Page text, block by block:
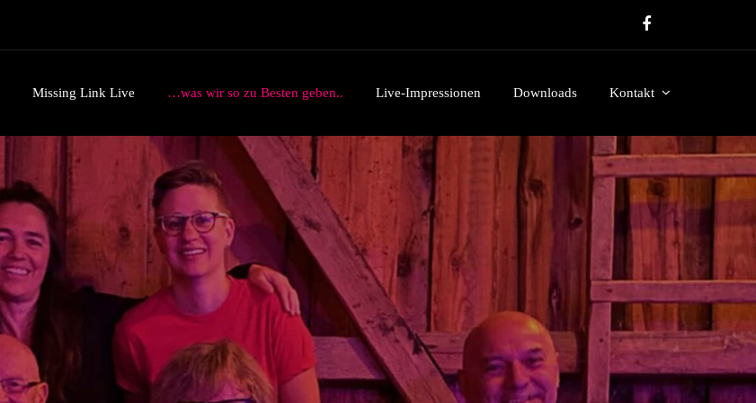
Missing Link Live …was wir so zu Besten geben.. Live-Impressionen Downloads Kontakt